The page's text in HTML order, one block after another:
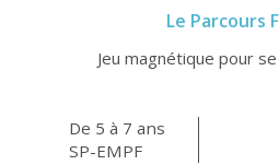
Le Parcours
Jeu magnétique pour
De 5 à 7 ans
SP-EMPF